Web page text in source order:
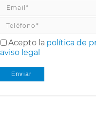
Acepto la política de
aviso legal